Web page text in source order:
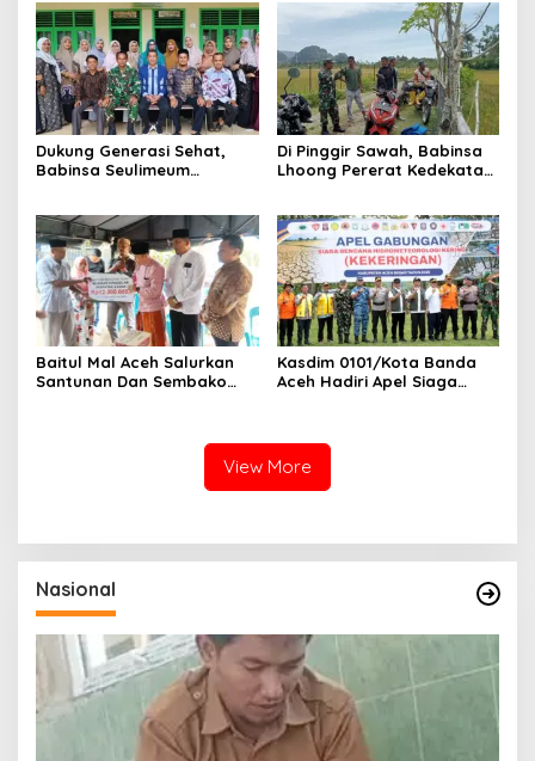
Dukung Generasi Sehat,
Babinsa Seulimeum
Di Pinggir Sawah, Babinsa
Lhoong Pererat Kedekatan
Baitul Mal Aceh Salurkan
Santunan Dan Sembako
Kasdim 0101/Kota Banda
Aceh Hadiri Apel Siaga
Perkuat Kesiapsiagaan
Hadapi Ancaman
Kekeringan
View More
Nasional